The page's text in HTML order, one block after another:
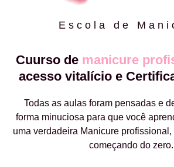
Escola de
Cuurso de manicure
acesso vitalício e
Todas as aulas foram pensadas e
forma minuciosa para que você
uma verdadeira Manicure
começando do zero.